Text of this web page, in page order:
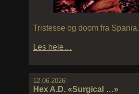
Tristesse og doom fra Spania.
Les hele…
12.06.2026:
Hex A.D. «Surgical …»